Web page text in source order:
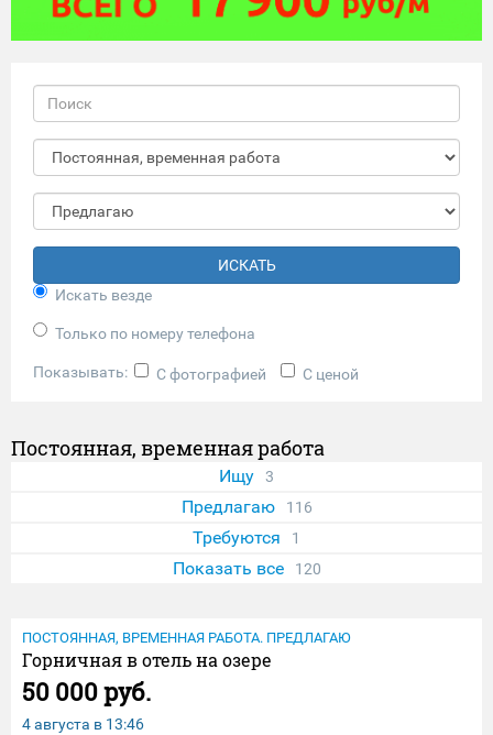
ИСКАТЬ
Искать везде
Только по номеру телефона
Показывать: С фотографией С ценой
Постоянная, временная работа
Ищу 3
Предлагаю 116
Требуются 1
Показать все 120
ПОСТОЯННАЯ, ВРЕМЕННАЯ РАБОТА. ПРЕДЛАГАЮ
Горничная в отель на озере
50 000 руб.
4 августа в 13:46